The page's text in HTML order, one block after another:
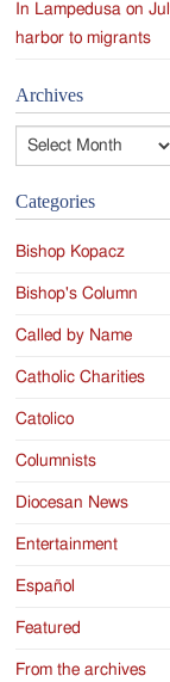
In Lampedusa on
harbor to migrants
Archives
Archives
Categories
Bishop Kopacz
Bishop's Column
Called by Name
Catholic Charities
Catolico
Columnists
Diocesan News
Entertainment
Español
Featured
From the archives